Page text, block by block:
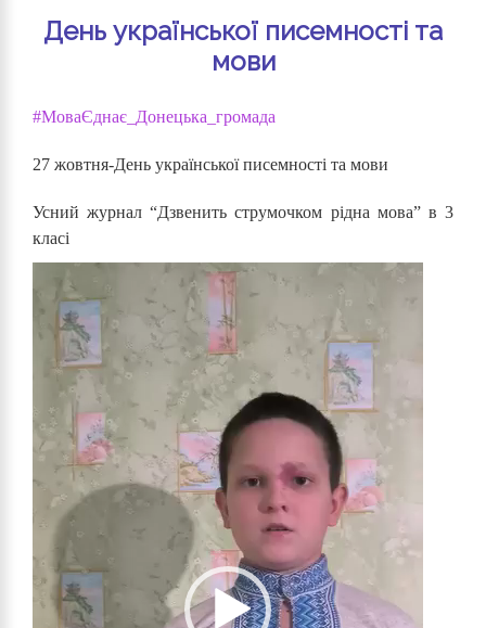
День української писемності та
мови
#МоваЄднає_Донецька_громада
27 жовтня-День української писемності та мови
Усний журнал “Дзвенить струмочком рідна мова” в 3
класі
Відеопрогравач